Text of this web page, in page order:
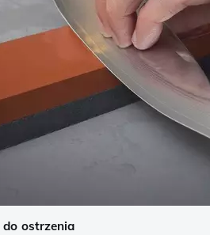
ostrzenia